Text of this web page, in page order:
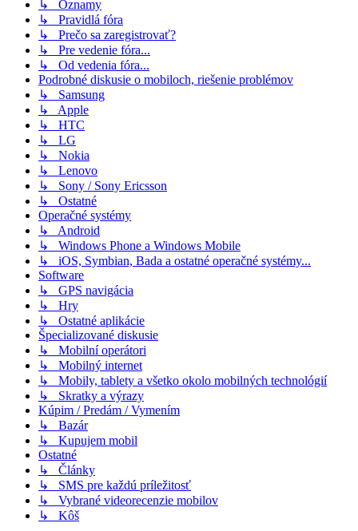
↳ Oznamy
↳ Pravidlá fóra
↳ Prečo sa zaregistrovať?
↳ Pre vedenie fóra...
↳ Od vedenia fóra...
Podrobné diskusie o mobiloch, riešenie problémov
↳ Samsung
↳ Apple
↳ HTC
↳ LG
↳ Nokia
↳ Lenovo
↳ Sony / Sony Ericsson
↳ Ostatné
Operačné systémy
↳ Android
↳ Windows Phone a Windows Mobile
↳ iOS, Symbian, Bada a ostatné operačné systémy...
Software
↳ GPS navigácia
↳ Hry
↳ Ostatné aplikácie
Špecializované diskusie
↳ Mobilní operátori
↳ Mobilný internet
↳ Mobily, tablety a všetko okolo mobilných technológií
↳ Skratky a výrazy
Kúpim / Predám / Vymením
↳ Bazár
↳ Kupujem mobil
Ostatné
↳ Články
↳ SMS pre každú príležitosť
↳ Vybrané videorecenzie mobilov
↳ Kôš